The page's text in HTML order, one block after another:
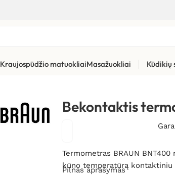
Kraujospūdžio matuokliaiMasažuokliai Kūdikių
Bekontaktis termometras BRAUN BNT400
Bekontaktis
Termometras BRAUN
kūno temperatūrą
Pilnas aprašymas